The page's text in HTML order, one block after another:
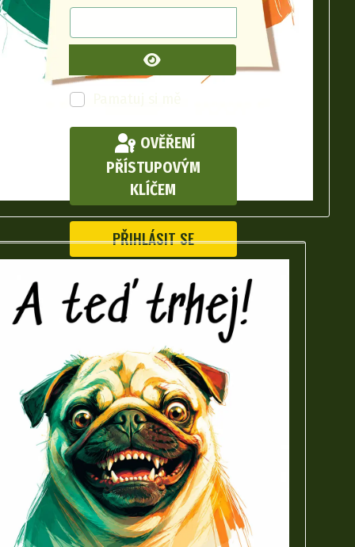
PŘÍSTUPOVÝM
KLÍČEM
PŘIHLÁSIT SE
Zapomenuté heslo?
Zapomenuté jméno?
Vytvořit účet